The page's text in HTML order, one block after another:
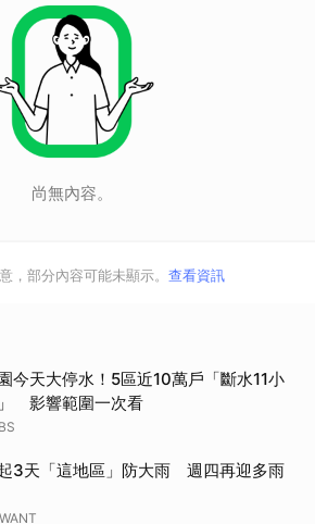
尚無內容。
，部分內容可能未顯示。 查看資訊
今天大停水！5區近10萬戶「斷水11小
影響範圍一次看
3天「這地區」防大雨 週四再迎多雨